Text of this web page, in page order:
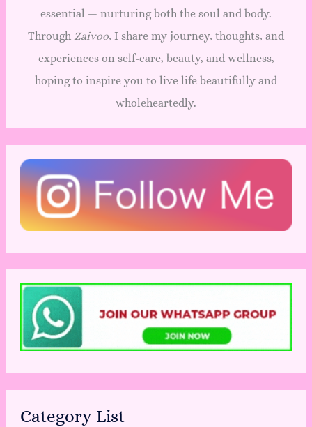
essential — nurturing both the soul and body.
Through Zaivoo, I share my journey, thoughts, and
experiences on self-care, beauty, and wellness,
hoping to inspire you to live life beautifully and
wholeheartedly.
Category List